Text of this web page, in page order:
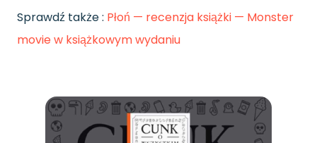
Sprawdź także : Płoń — recenzja książki — Monster
movie w książkowym wydaniu